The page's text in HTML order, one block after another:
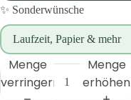
✨ Sonderwünsche
Laufzeit, Papier & mehr
Menge
verringern
Menge
erhöhen